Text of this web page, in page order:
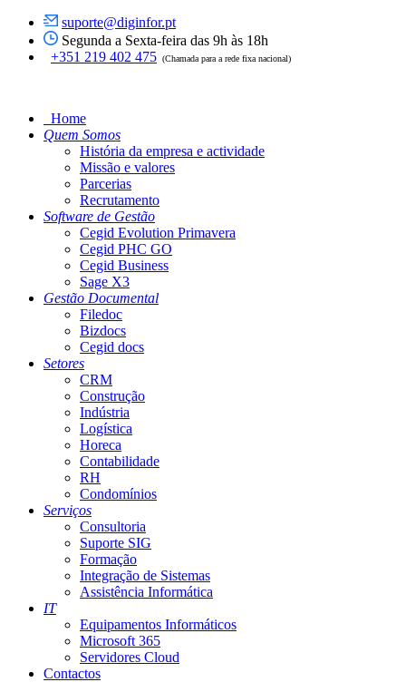
suporte@diginfor.pt
Segunda a Sexta-feira das 9h às 18h
+351 219 402 475 (Chamada para a rede fixa nacional)
Home
Quem Somos
História da empresa e actividade
Missão e valores
Parcerias
Recrutamento
Software de Gestão
Cegid Evolution Primavera
Cegid PHC GO
Cegid Business
Sage X3
Gestão Documental
Filedoc
Bizdocs
Cegid docs
Setores
CRM
Construção
Indústria
Logística
Horeca
Contabilidade
RH
Condomínios
Serviços
Consultoria
Suporte SIG
Formação
Integração de Sistemas
Assistência Informática
IT
Equipamentos Informáticos
Microsoft 365
Servidores Cloud
Contactos